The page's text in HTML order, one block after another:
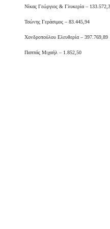
Νίκας Γεώργιος & Γλυκερία –
Τσώνης Γεράσιμος – 83.445,94
Χονδροπούλου Ελευθερία – 397.769,89
Παππάς Μιχαήλ – 1.852,50